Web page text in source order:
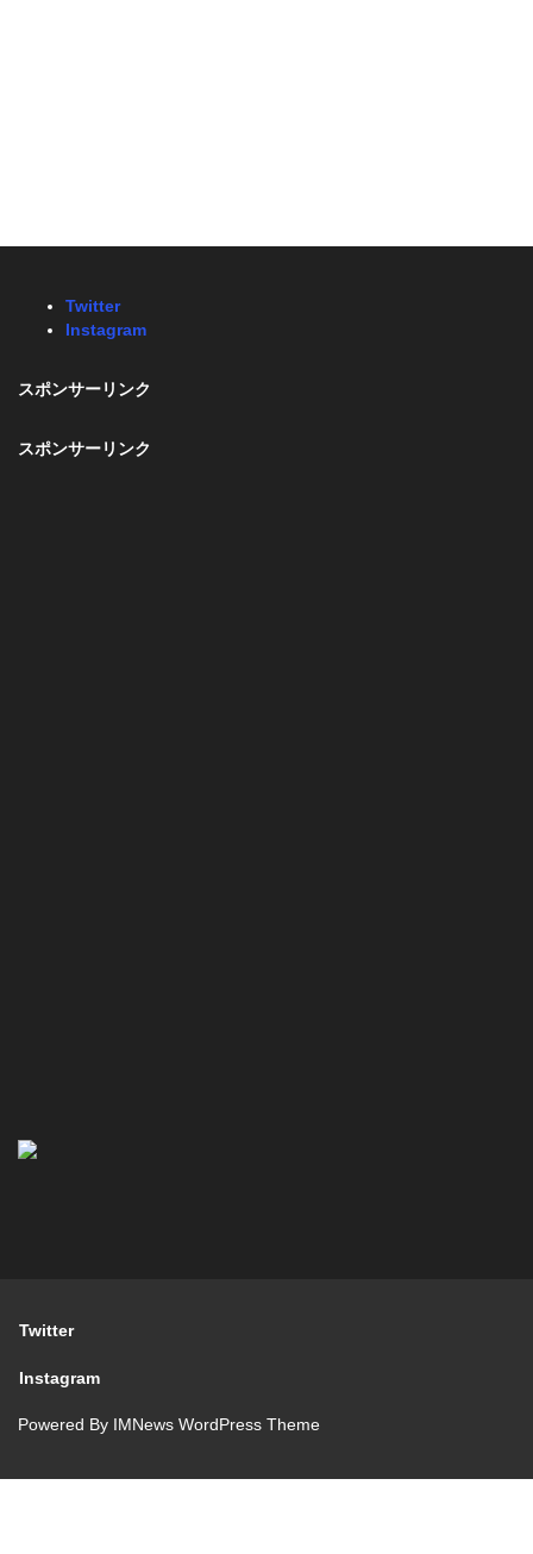
Twitter
Instagram
スポンサーリンク
スポンサーリンク
Twitter
Instagram
Powered By IMNews WordPress Theme